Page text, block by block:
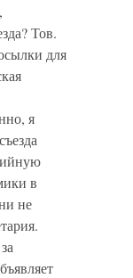
Тов.
для
я
в
не